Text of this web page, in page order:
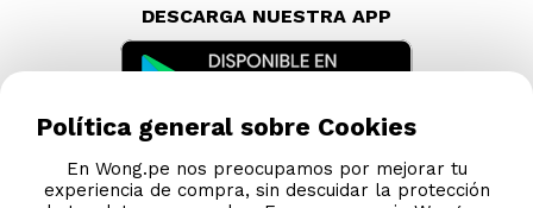
DESCARGA NUESTRA APP
Política general sobre Cookies
En Wong.pe nos preocupamos por mejorar tu
experiencia de compra, sin descuidar la protección